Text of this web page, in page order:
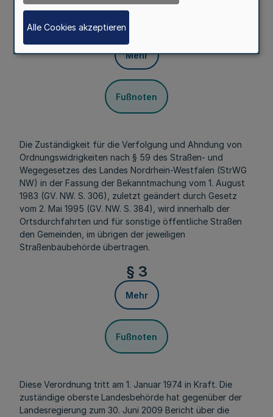
übrigen dem Landesbetrieb Straßenbau übertragen.
Mehr
Fußnoten
Die Zuständigkeit für die Verfolgung und Ahndung von
Ordnungswidrigkeiten nach § 59 des Straßen- und
Wegegesetzes des Landes Nordrhein-Westfalen (StrWG
NW) in der Fassung der Bekanntmachung vom 1. August
1983 (GV. NW. S. 306), zuletzt geändert durch Gesetz
vom 2. Mai 1995 (GV. NW. S. 384), wird innerhalb der
Ortsdurchfahrten und für sonstige öffentliche Straßen
den Gemeinden, im übrigen der jeweiligen
Straßenbaubehörde übertragen.
§ 3
Mehr
Fußnoten
Diese Verordnung tritt am 1. Januar 1974 in Kraft. Die
zuständige oberste Landesbehörde hat gegenüber der
Landesregierung zum 30. Juni 2009 Bericht über die
Alle Cookies akzeptieren